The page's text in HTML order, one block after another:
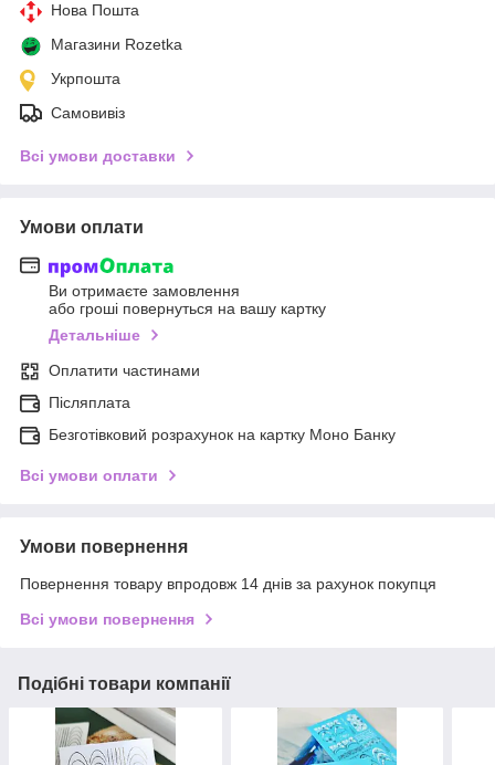
Нова Пошта
Магазини Rozetka
Укрпошта
Самовивіз
Всі умови доставки
Умови оплати
Ви отримаєте замовлення
або гроші повернуться на вашу картку
Детальніше
Оплатити частинами
Післяплата
Безготівковий розрахунок на картку Моно Банку
Всі умови оплати
Умови повернення
Повернення товару впродовж 14 днів за рахунок покупця
Всі умови повернення
Подібні товари компанії